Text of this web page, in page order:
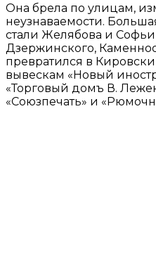
Она брела по улицам,
неузнаваемости.
стали Желябова и
Дзержинского,
превратился в
вывескам «Новый
«Торговый домъ В.
«Союзпечать» и